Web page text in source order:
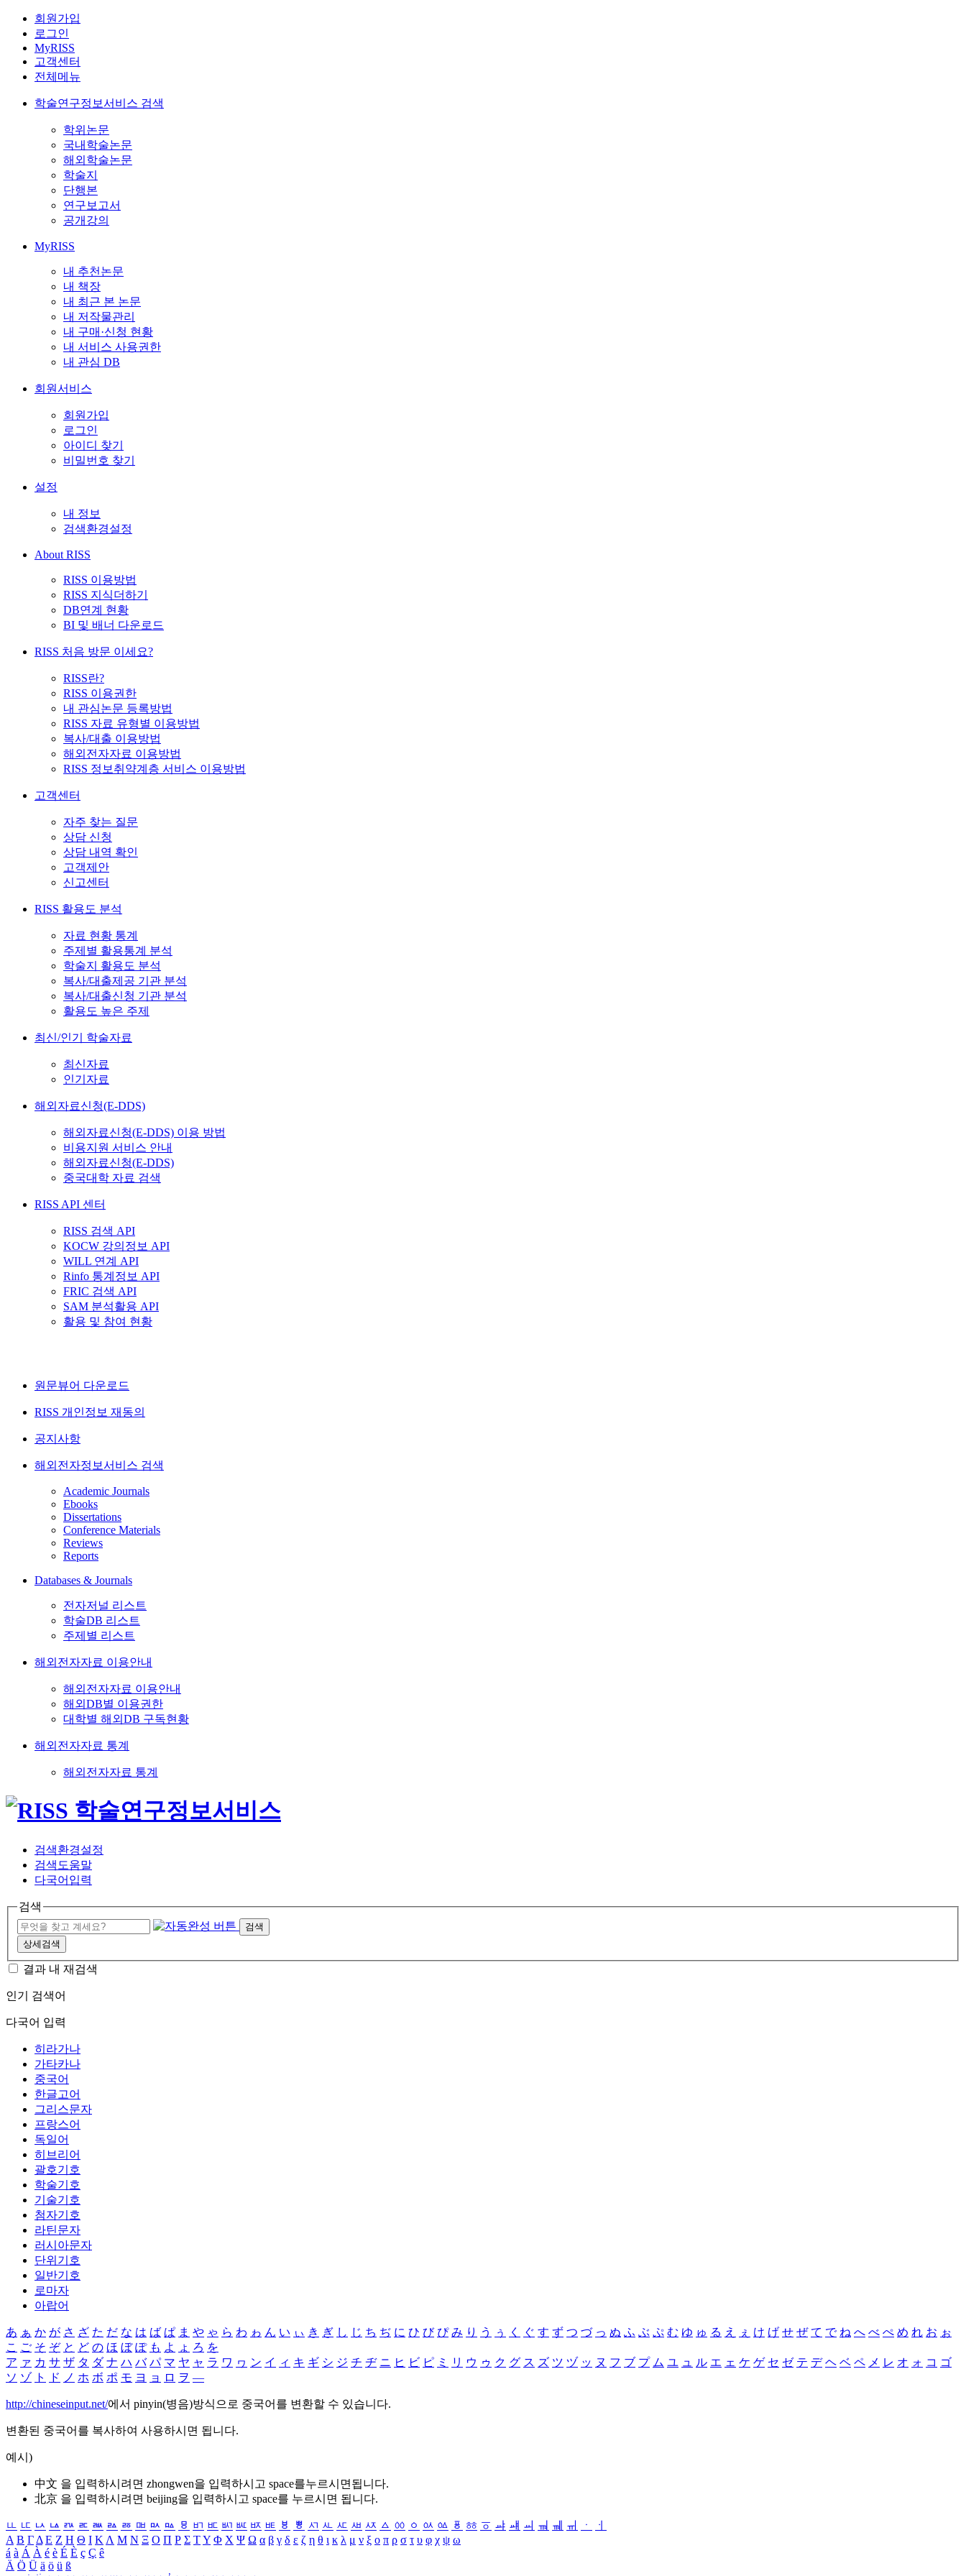
회원가입
로그인
MyRISS
고객센터
전체메뉴
학술연구정보서비스 검색
학위논문
국내학술논문
해외학술논문
학술지
단행본
연구보고서
공개강의
MyRISS
내 추천논문
내 책장
내 최근 본 논문
내 저작물관리
내 구매·신청 현황
내 서비스 사용권한
내 관심 DB
회원서비스
회원가입
로그인
아이디 찾기
비밀번호 찾기
설정
내 정보
검색환경설정
About RISS
RISS 이용방법
RISS 지식더하기
DB연계 현황
BI 및 배너 다운로드
RISS 처음 방문 이세요?
RISS란?
RISS 이용권한
내 관심논문 등록방법
RISS 자료 유형별 이용방법
복사/대출 이용방법
해외전자자료 이용방법
RISS 정보취약계층 서비스 이용방법
고객센터
자주 찾는 질문
상담 신청
상담 내역 확인
고객제안
신고센터
RISS 활용도 분석
자료 현황 통계
주제별 활용통계 분석
학술지 활용도 분석
복사/대출제공 기관 분석
복사/대출신청 기관 분석
활용도 높은 주제
최신/인기 학술자료
최신자료
인기자료
해외자료신청(E-DDS)
해외자료신청(E-DDS) 이용 방법
비용지원 서비스 안내
해외자료신청(E-DDS)
중국대학 자료 검색
RISS API 센터
RISS 검색 API
KOCW 강의정보 API
WILL 연계 API
Rinfo 통계정보 API
FRIC 검색 API
SAM 분석활용 API
활용 및 참여 현황
원문뷰어 다운로드
RISS 개인정보 재동의
공지사항
해외전자정보서비스 검색
Academic Journals
Ebooks
Dissertations
Conference Materials
Reviews
Reports
Databases & Journals
전자저널 리스트
학술DB 리스트
주제별 리스트
해외전자자료 이용안내
해외전자자료 이용안내
해외DB별 이용권한
대학별 해외DB 구독현황
해외전자자료 통계
해외전자자료 통계
검색환경설정
검색도움말
다국어입력
검색
검색
상세검색
결과 내 재검색
인기 검색어
다국어 입력
히라가나
가타카나
중국어
한글고어
그리스문자
프랑스어
독일어
히브리어
괄호기호
학술기호
기술기호
첨자기호
라틴문자
러시아문자
단위기호
일반기호
로마자
아랍어
あ ぁ か が さ ざ た だ な は ば ぱ ま や ゃ ら わ ゎ ん い ぃ き ぎ し じ ち ぢ に ひ び ぴ み り う ぅ く ぐ す ず つ づ っ ぬ ふ ぶ ぷ む ゆ ゅ る え ぇ け げ せ ぜ て で ね へ べ ぺ め れ お ぉ
こ ご そ ぞ と ど の ほ ぼ ぽ も よ ょ ろ を
ア ァ カ サ ザ タ ダ ナ ハ バ パ マ ヤ ャ ラ ワ ヮ ン イ ィ キ ギ シ ジ チ ヂ ニ ヒ ビ ピ ミ リ ウ ゥ ク グ ス ズ ツ ヅ ッ ヌ フ ブ プ ム ユ ュ ル エ ェ ケ ゲ セ ゼ テ デ ヘ ベ ペ メ レ オ ォ コ ゴ
ソ ゾ ト ド ノ ホ ボ ポ モ ヨ ョ ロ ヲ ―
http://chineseinput.net/에서 pinyin(병음)방식으로 중국어를 변환할 수 있습니다.
변환된 중국어를 복사하여 사용하시면 됩니다.
예시)
中文 을 입력하시려면 zhongwen을 입력하시고 space를누르시면됩니다.
北京 을 입력하시려면 beijing을 입력하시고 space를 누르시면 됩니다.
ㅥ ㅦ ㅧ ㅨ ㅩ ㅪ ㅫ ㅬ ㅭ ㅮ ㅯ ㅰ ㅱ ㅲ ㅳ ㅴ ㅵ ㅶ ㅷ ㅸ ㅹ ㅺ ㅻ ㅼ ㅽ ㅾ ㅿ ㆀ ㆁ ㆂ ㆃ ㆄ ㆅ ㆆ ㆇ ㆈ ㆉ ㆊ ㆋ ㆌ ㆍ
ㆎ
Α Β ΓΔ Ε Ζ Η Θ Ι ΚΛ Μ Ν Ξ Ο Π Ρ Σ ΤΥ Φ Χ Ψ Ω α β γ δ ε ζ η θ ι κ λ μ ν ξ ο π ρ σ τ υ φ χ ψ ω
á à Á À é è É È ç Ç ê
Ä Ö Ü ä ö ü ß